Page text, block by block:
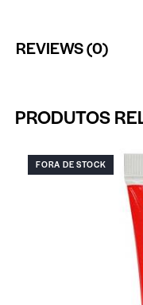
REVIEWS (0)
PRODUTOS
FORA DE STOCK